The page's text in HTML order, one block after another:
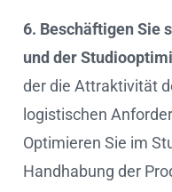
6. Beschäftigen Sie
und der
der die Attraktivität
logistischen
Optimieren Sie im
Handhabung der